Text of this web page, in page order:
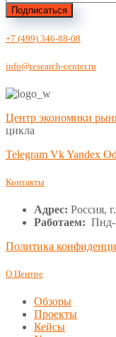
Подписаться
+7 (499) 346-88-08
info@research-center.ru
Центр экономики
цикла
Telegram VkYandex
Контакты
Адрес: Россия,
Работаем:
Политика
О Центре
Обзоры
Проекты
Кейсы